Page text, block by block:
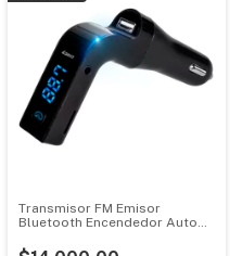
Transmisor FM Emisor
Bluetooth Encendedor Auto